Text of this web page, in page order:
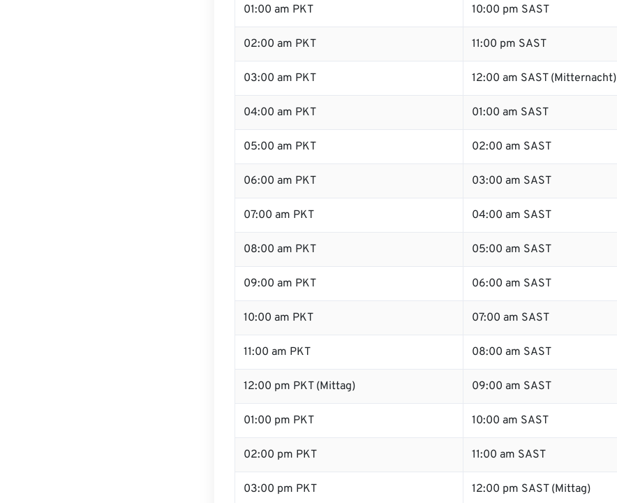
01:00 am PKT 10:00 pm SAST
02:00 am PKT 11:00 pm SAST
03:00 am PKT 12:00 am SAST (Mitternacht)
04:00 am PKT 01:00 am SAST
05:00 am PKT 02:00 am SAST
06:00 am PKT 03:00 am SAST
07:00 am PKT 04:00 am SAST
08:00 am PKT 05:00 am SAST
09:00 am PKT 06:00 am SAST
10:00 am PKT 07:00 am SAST
11:00 am PKT 08:00 am SAST
12:00 pm PKT (Mittag) 09:00 am SAST
01:00 pm PKT 10:00 am SAST
02:00 pm PKT 11:00 am SAST
03:00 pm PKT 12:00 pm SAST (Mittag)